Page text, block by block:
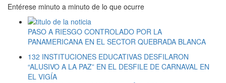
Entérese minuto a minuto de lo que ocurre
PASO A RIESGO CONTROLADO POR LA
PANAMERICANA EN EL SECTOR QUEBRADA BLANCA
132 INSTITUCIONES EDUCATIVAS DESFILARON
“ALUSIVO A LA PAZ” EN EL DESFILE DE CARNAVAL EN
EL VIGÍA